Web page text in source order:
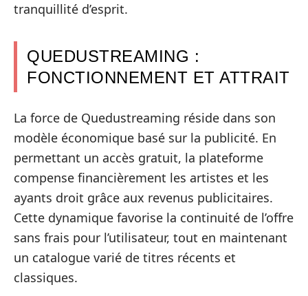
tranquillité d’esprit.
QUEDUSTREAMING :
FONCTIONNEMENT ET ATTRAIT
La force de Quedustreaming réside dans son
modèle économique basé sur la publicité. En
permettant un accès gratuit, la plateforme
compense financièrement les artistes et les
ayants droit grâce aux revenus publicitaires.
Cette dynamique favorise la continuité de l’offre
sans frais pour l’utilisateur, tout en maintenant
un catalogue varié de titres récents et
classiques.